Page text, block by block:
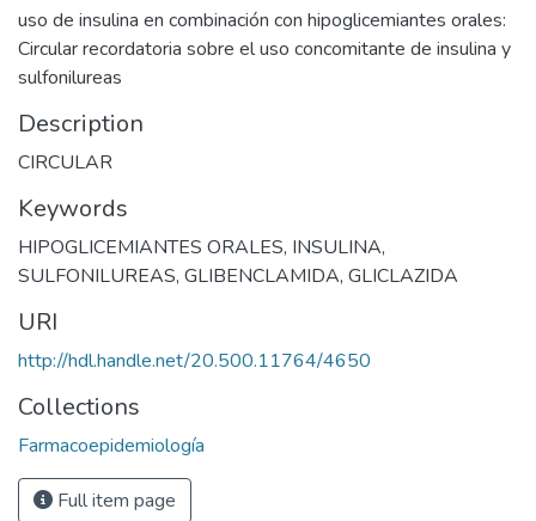
uso de insulina en combinación con hipoglicemiantes orales:
Circular recordatoria sobre el uso concomitante de insulina y
sulfonilureas
Description
CIRCULAR
Keywords
HIPOGLICEMIANTES ORALES, INSULINA,
SULFONILUREAS, GLIBENCLAMIDA, GLICLAZIDA
URI
http://hdl.handle.net/20.500.11764/4650
Collections
Farmacoepidemiología
Full item page